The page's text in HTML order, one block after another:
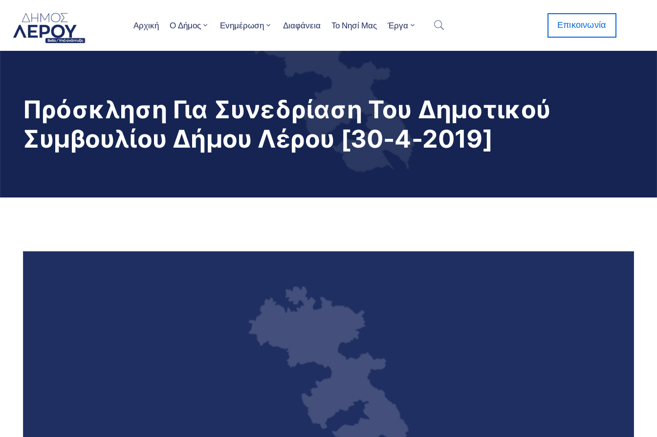
Αρχική Ο Δήμος Ενημέρωση Διαφάνεια Το Νησί Μας Έργα Επικοινωνία
Πρόσκληση Για Συνεδρίαση Του Δημοτικού
Συμβουλίου Δήμου Λέρου [30-4-2019]